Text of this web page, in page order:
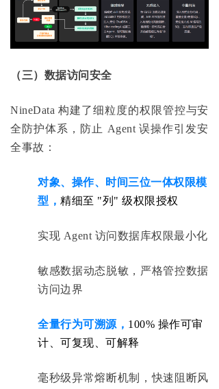
（三）数据访问安全
NineData 构建了细粒度的权限管控与安
全防护体系，防止 Agent 误操作引发安
全事故：
对象、操作、时间三位一体权限模
型，精细至 "列" 级权限授权
实现 Agent 访问数据库权限最小化
敏感数据动态脱敏，严格管控数据
访问边界
全量行为可溯源， 100% 操作可审
计、可复现、可解释
毫秒级异常熔断机制，快速阻断风